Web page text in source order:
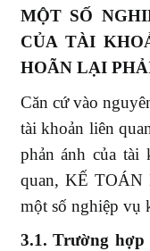
MỘT SỐ
CỦA TÀI
HOÃN LẠI
Căn cứ vào
tài khoản liên
phản ánh của tài
quan, KẾ TOÁN
một số nghiệp vụ
3.1. Trường